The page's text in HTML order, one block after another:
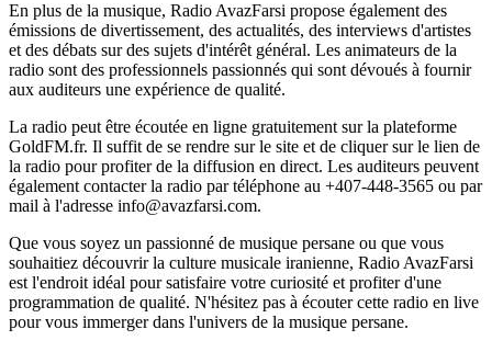
En plus de la musique, Radio AvazFarsi propose également des
émissions de divertissement, des actualités, des interviews d'artistes
et des débats sur des sujets d'intérêt général. Les animateurs de la
radio sont des professionnels passionnés qui sont dévoués à fournir
aux auditeurs une expérience de qualité.
La radio peut être écoutée en ligne gratuitement sur la plateforme
GoldFM.fr. Il suffit de se rendre sur le site et de cliquer sur le lien de
la radio pour profiter de la diffusion en direct. Les auditeurs peuvent
également contacter la radio par téléphone au +407-448-3565 ou par
mail à l'adresse info@avazfarsi.com.
Que vous soyez un passionné de musique persane ou que vous
souhaitiez découvrir la culture musicale iranienne, Radio AvazFarsi
est l'endroit idéal pour satisfaire votre curiosité et profiter d'une
programmation de qualité. N'hésitez pas à écouter cette radio en live
pour vous immerger dans l'univers de la musique persane.